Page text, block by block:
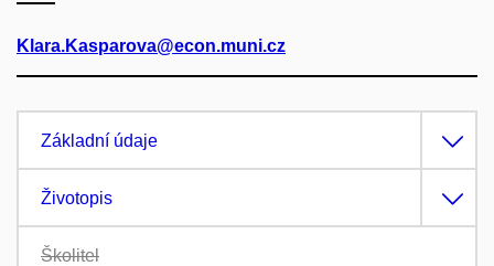
Klara.Kasparova@econ.muni.cz
Základní údaje
Životopis
Školitel